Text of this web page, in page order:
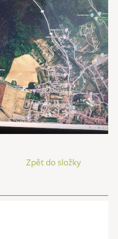
Zpět do složky